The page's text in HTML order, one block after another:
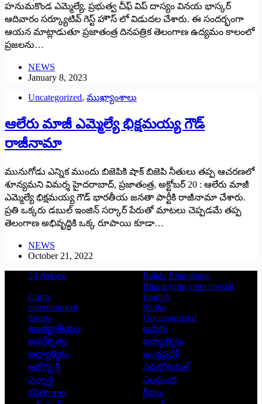
హనుమకొండ ఎమ్మెల్యే, ప్రభుత్వ చీఫ్ విప్ దాస్యం వినయ భాస్కర్
ఆదివారం సర్క్యూటివ్ గెస్ట్ హౌస్ లో విడుదల చేశారు. ఈ సందర్భంగా
ఆయన మాట్లాడుతూ ప్రజాతంత్ర దినపత్రిక తెలంగాణ ఉద్యమం కాలంలో
ప్రజలను…
NEWS
January 8, 2023
Uncategorized, ముఖ్యాంశాలు
ఆలేరు మాజీ ఎమ్మెల్యే భిక్షమయ్య గౌడ్‌
‌రాజీనామా
మునుగోడు ఎన్నిక ముందు బిజెపికి షాక్‌ ‌బిజెపి నీతులు తప్ప ఆచరణలో
శూన్యమని విమర్శ హైదరాబాద్‌, ‌ప్రజాతంత్ర, అక్టోబర్‌ 20 : ఆలేరు మాజీ
ఎమ్మెల్యే భిక్షమయ్య గౌడ్‌ ‌భారతీయ జనతా పార్టీకి రాజీనామా చేశారు.
ప్రతి ఒక్కరు డబుల్‌ ఇం‌జిన్‌ ‌సర్కార్‌ ‌పేరుతో మాటలు చెప్పడమే తప్ప
తెలంగాణ అభివృద్ధికి ఒక్క రూపాయి కూడా…
NEWS
October 21, 2022
24 గంటలు
Balala Bharatham
Bharat jodo yatra special
Crime
English
entertainment
Shoba
Sports
Uncategorized
అంతర్జాతీయం
అరుగు
అవర్గీకృతం
ఆద్యాత్మికం
ఆధ్యాత్మికం
ఆంధ్రప్రదేశ్
ఆరోగ్య శ్రీ
ఎడిటోరియల్
ఎన్నారై
ఎలమంద
కవితా శాల
క్రీడలు